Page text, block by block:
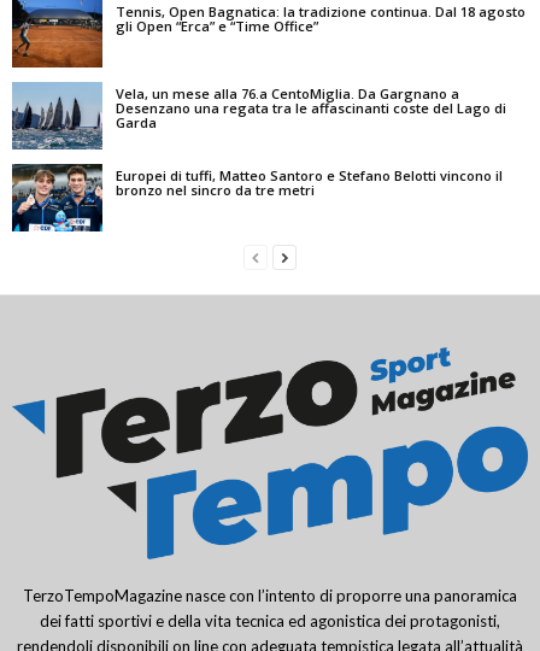
Tennis, Open Bagnatica: la tradizione continua. Dal 18 agosto
gli Open “Erca” e “Time Office”
Vela, un mese alla 76.a CentoMiglia. Da Gargnano a
Desenzano una regata tra le affascinanti coste del Lago di
Garda
Europei di tuffi, Matteo Santoro e Stefano Belotti vincono il
bronzo nel sincro da tre metri
TerzoTempoMagazine nasce con l’intento di proporre una panoramica
dei fatti sportivi e della vita tecnica ed agonistica dei protagonisti,
rendendoli disponibili on line con adeguata tempistica legata all’attualità